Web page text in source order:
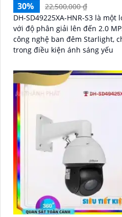
30%
22,500,000 ₫
DH-SD49225XA-HNR-S3 là
với độ phân giải lên đến 2.0 MP. Camera được trang
công nghệ ban đêm Starlight,
trong điều kiện ánh sáng yếu